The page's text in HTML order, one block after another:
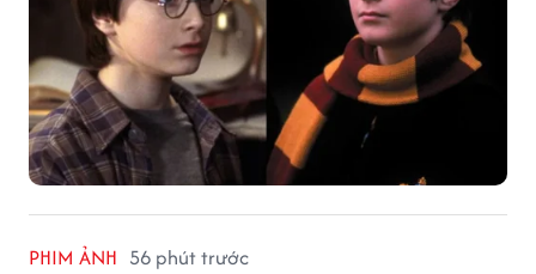
PHIM ẢNH 56 phút trước